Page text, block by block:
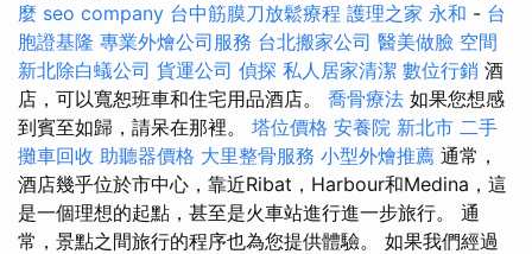
麼 seo company 台中筋膜刀放鬆療程 護理之家 永和 - 台
胞證基隆 專業外燴公司服務 台北搬家公司 醫美做臉 空間
新北除白蟻公司 貨運公司 偵探 私人居家清潔 數位行銷 酒
店，可以寬恕班車和住宅用品酒店。 喬骨療法 如果您想感
到賓至如歸，請呆在那裡。 塔位價格 安養院 新北市 二手
攤車回收 助聽器價格 大里整骨服務 小型外燴推薦 通常，
酒店幾乎位於市中心，靠近Ribat，Harbour和Medina，這
是一個理想的起點，甚至是火車站進行進一步旅行。 通
常，景點之間旅行的程序也為您提供體驗。 如果我們經過